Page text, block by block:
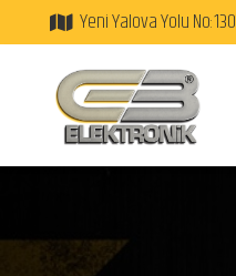
Yeni Yalova Yolu